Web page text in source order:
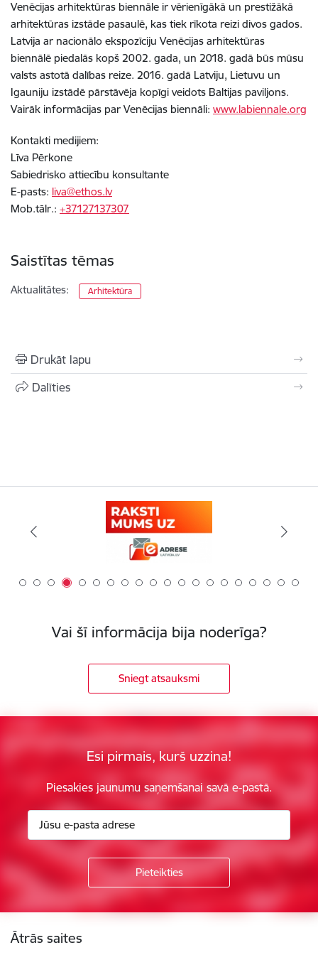
Venēcijas arhitektūras biennāle ir vērienīgākā un prestižākā
arhitektūras izstāde pasaulē, kas tiek rīkota reizi divos gados.
Latvija ar nacionālo ekspozīciju Venēcijas arhitektūras
biennālē piedalās kopš 2002. gada, un 2018. gadā būs mūsu
valsts astotā dalības reize. 2016. gadā Latviju, Lietuvu un
Igauniju izstādē pārstāvēja kopīgi veidots Baltijas paviljons.
Vairāk informācijas par Venēcijas biennāli: www.labiennale.org
Kontakti medijiem:
Līva Pērkone
Sabiedrisko attiecību konsultante
E-pasts: liva@ethos.lv
Mob.tālr.: +37127137307
Saistītas tēmas
Aktualitātes: Arhitektūra
Drukāt lapu
Dalīties
Vai šī informācija bija noderīga?
Sniegt atsauksmi
Esi pirmais, kurš uzzina!
Piesakies jaunumu saņemšanai savā e-pastā.
Ātrās saites